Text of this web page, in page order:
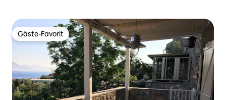
Gäste-Favorit
Gäste-Favorit